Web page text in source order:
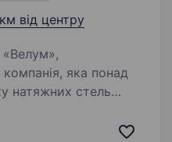
від центру
яка понад
натяжних стель
менеджера